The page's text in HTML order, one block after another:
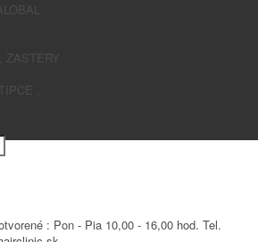
ZASTERY
,
: Pon - Pia 10,00 - 16,00 hod. Tel.